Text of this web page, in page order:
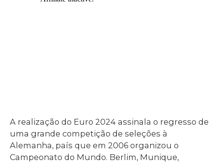
A realização do Euro 2024 assinala o regresso de
uma grande competição de seleções à
Alemanha, país que em 2006 organizou o
Campeonato do Mundo. Berlim, Munique,